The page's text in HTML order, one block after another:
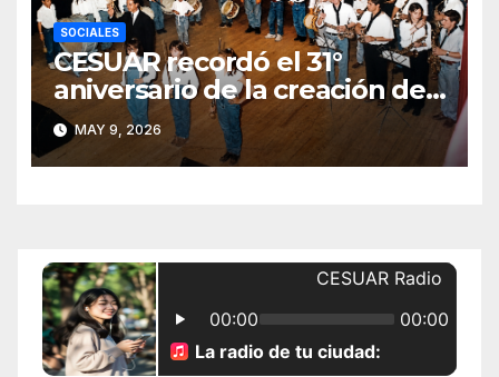
SOCIALES
CESUAR recordó el 31°
aniversario de la creación de
la Agrupación de Bandas San
Gabriel
MAY 9, 2026